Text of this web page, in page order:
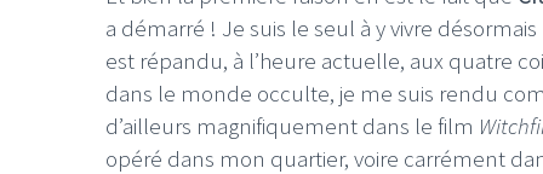
a démarré ! Je suis le seul à y vivre
est répandu, à l’heure actuelle, aux quatre
dans le monde occulte, je me suis rendu
d’ailleurs magnifiquement dans le film
opéré dans mon quartier, voire carrément